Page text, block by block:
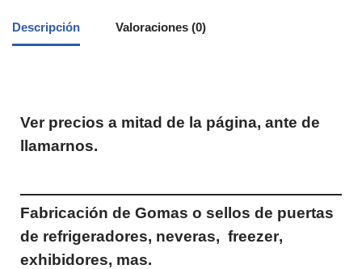
Descripción Valoraciones (0)
Ver precios a mitad de la página, ante de
llamarnos.
Fabricación de Gomas o sellos de puertas
de refrigeradores, neveras, freezer,
exhibidores, mas.